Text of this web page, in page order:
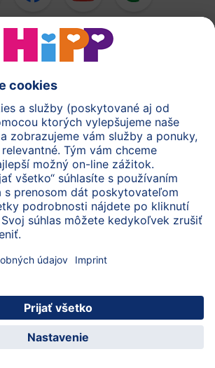
Mlieka
HiPP Príkrmy
HiPP Tehotenstvo
osobných údajov
používania webovej stránky
O spoločnosti HiPP Kontakt
© 2026 HiPP
sa do BabyClubu